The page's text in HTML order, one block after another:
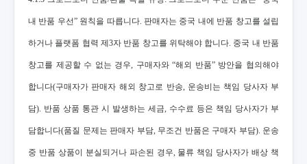
내 반품 우선” 원칙을 따릅니다. 판매자는 중국 내에 반품 창고를 설립
하거나 플랫폼 협력 제3자 반품 창고를 위탁해야 합니다. 중국 내 반품
창고를 제공할 수 없는 경우, 구매자와 “해외 반품” 방안을 협의해야
합니다(구매자가 판매자 해외 창고로 반송, 운송비는 책임 당사자 부
담). 반품 상품 통관 시 발생하는 세금, 수수료 등은 책임 당사자가 부
담합니다(품질 문제는 판매자 부담, 무조건 반품은 구매자 부담). 운송
중 반품 상품이 분실되거나 파손된 경우, 물류 책임 당사자가 배상 책